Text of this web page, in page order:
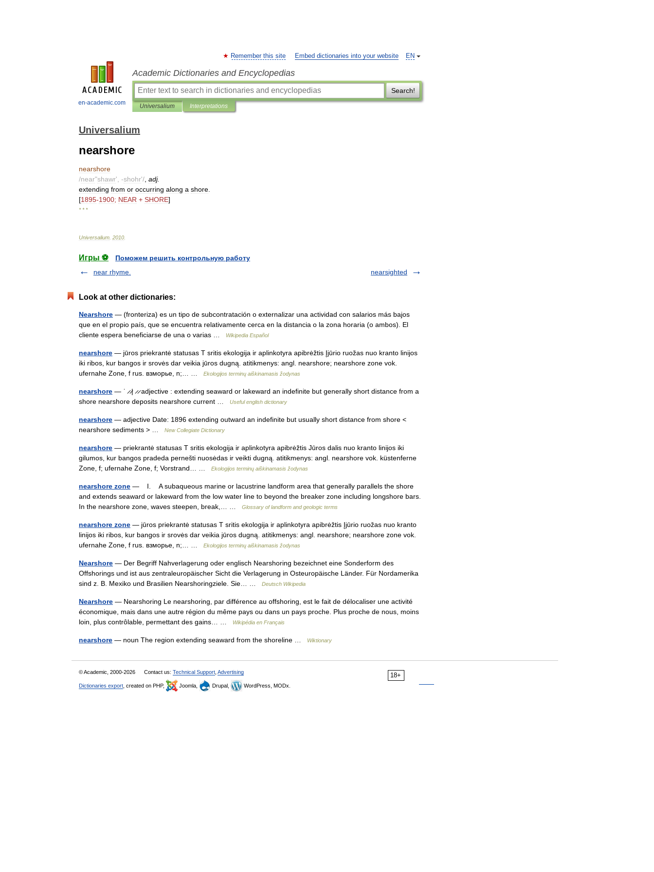
en-academic.com
EN
Remember this site Embed dictionaries into your website
Academic Dictionaries and Encyclopedias
Search!
Universalium Interpretations
Universalium
nearshore
nearshore
/near"shawr', -shohr'/ adj.
extending from or occurring along a shore
[1895-1900; NEAR + SHORE]
* * *
Universalium 2010
Игры ⚽
Поможем решить контрольную работу
near rhyme.
nearsighted
Look at other dictionaries:
Nearshore — (fronteriza) es un tipo de subcontratación o externalizar una actividad con salarios más bajos
que en el propio país, que se encuentra relativamente cerca en la distancia o la zona horaria (o ambos). El
cliente espera beneficiarse de una o varias …
Wikipedia Español
nearshore — jūros priekrantė statusas T sritis ekologija ir aplinkotyra apibrėžtis Įjūrio ruožas nuo kranto linijos
iki ribos, kur bangos ir srovės dar veikia jūros dugną. atitikmenys: angl. nearshore; nearshore zone vok.
ufernahe Zone, f rus. взморье, n;… …
Ekologijos terminų aiškinamasis žodynas
nearshore — ˈ ̷ ̷| ̷ ̷ adjective : extending seaward or lakeward an indefinite but generally short distance from a
shore nearshore deposits nearshore current …
Useful english dictionary
nearshore — adjective Date: 1896 extending outward an indefinite but usually short distance from shore <
nearshore sediments > …
New Collegiate Dictionary
nearshore — priekrantė statusas T sritis ekologija ir aplinkotyra apibrėžtis Jūros dalis nuo kranto linijos iki
gilumos, kur bangos pradeda pernešti nuosėdas ir veikti dugną. atitikmenys: angl. nearshore vok. küstenferne
Zone, f; ufernahe Zone, f; Vorstrand… …
Ekologijos terminų aiškinamasis žodynas
nearshore zone — I. A subaqueous marine or lacustrine landform area that generally parallels the shore
and extends seaward or lakeward from the low water line to beyond the breaker zone including longshore bars.
In the nearshore zone, waves steepen, break,… …
Glossary of landform and geologic terms
nearshore zone — jūros priekrantė statusas T sritis ekologija ir aplinkotyra apibrėžtis Įjūrio ruožas nuo kranto
linijos iki ribos, kur bangos ir srovės dar veikia jūros dugną. atitikmenys: angl. nearshore; nearshore zone vok.
ufernahe Zone, f rus. взморье, n;… …
Ekologijos terminų aiškinamasis žodynas
Nearshore — Der Begriff Nahverlagerung oder englisch Nearshoring bezeichnet eine Sonderform des
Offshorings und ist aus zentraleuropäischer Sicht die Verlagerung in Osteuropäische Länder. Für Nordamerika
sind z. B. Mexiko und Brasilien Nearshoringziele. Sie… …
Deutsch Wikipedia
Nearshore — Nearshoring Le nearshoring, par différence au offshoring, est le fait de délocaliser une activité
économique, mais dans une autre région du même pays ou dans un pays proche. Plus proche de nous, moins
loin, plus contrôlable, permettant des gains… …
Wikipédia en Français
nearshore — noun The region extending seaward from the shoreline … Wiktionary
18+
© Academic, 2000-2026 Contact us: Technical Support Advertising
Dictionaries export , created on PHP, Joomla, Drupal, WordPress, MODx.